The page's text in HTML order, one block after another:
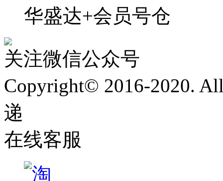
华盛达+会员号仓
关注微信公众号
Copyright© 2016-2020.
递
在线客服